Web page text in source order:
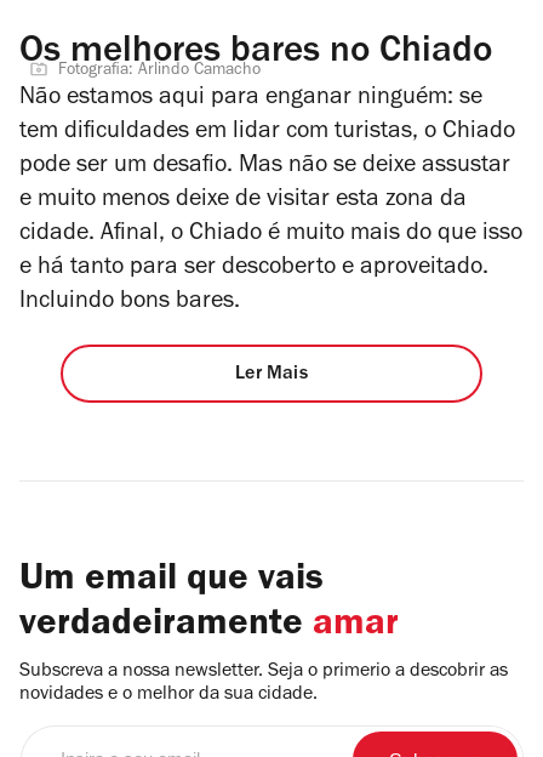
Os melhores bares no Chiado
Fotografia: Arlindo Camacho
Não estamos aqui para enganar ninguém: se
tem dificuldades em lidar com turistas, o Chiado
pode ser um desafio. Mas não se deixe assustar
e muito menos deixe de visitar esta zona da
cidade. Afinal, o Chiado é muito mais do que isso
e há tanto para ser descoberto e aproveitado.
Incluindo bons bares.
Ler Mais
Um email que vais
verdadeiramente amar
Subscreva a nossa newsletter. Seja o primerio a descobrir as
novidades e o melhor da sua cidade.